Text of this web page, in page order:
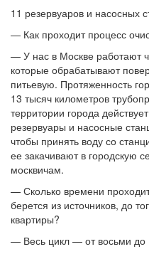
11 резервуаров и насосных
— Как проходит процесс
— У нас в Москве работают
которые обрабатывают
питьевую. Протяженность
13 тысяч километров
территории города
резервуары и насосные
чтобы принять воду со
ее закачивают в городскую
москвичам.
— Сколько времени
берется из источников, до
квартиры?
— Весь цикл — от восьми до